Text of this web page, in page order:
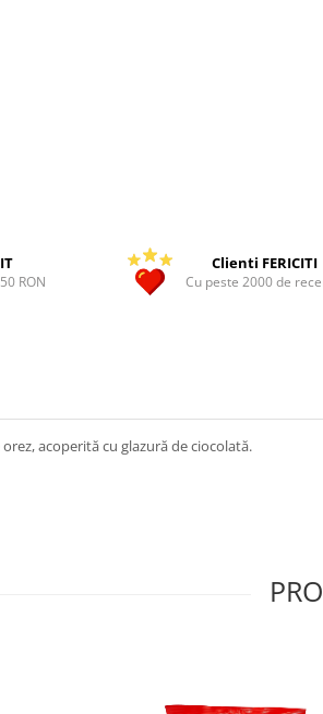
RON
Clienti FERICITI
Cu peste 2000 de
acoperită cu glazură de ciocolată.